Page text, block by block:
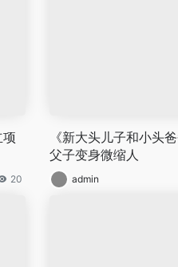
20
《新大头儿子和小头
父子变身微缩人
admin